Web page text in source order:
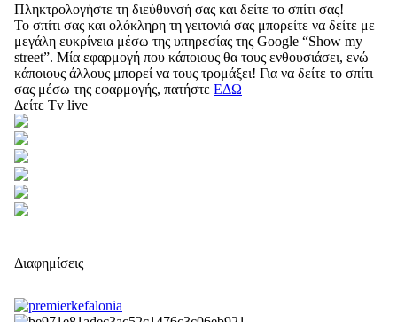
Πληκτρολογήστε τη διεύθυνσή σας και δείτε το σπίτι σας!
Το σπίτι σας και ολόκληρη τη γειτονιά σας μπορείτε να δείτε με
μεγάλη ευκρίνεια μέσω της υπηρεσίας της Google “Show my
street”. Μία εφαρμογή που κάποιους θα τους ενθουσιάσει, ενώ
κάποιους άλλους μπορεί να τους τρομάξει! Για να δείτε το σπίτι
σας μέσω της εφαρμογής, πατήστε ΕΔΩ
Δείτε Tv live
Διαφημίσεις